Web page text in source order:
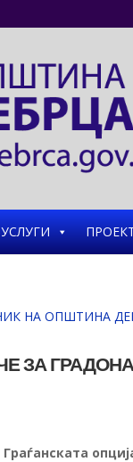
ЗА